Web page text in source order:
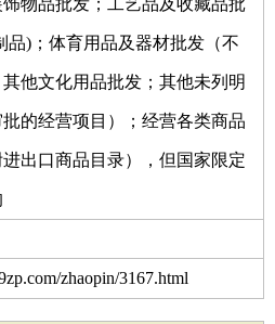
物品批发；工艺品及收藏品批
品)；体育用品及器材批发（不
他文化用品批发；其他未列明
的经营项目）；经营各类商品
出口商品目录），但国家限定
zhaopin/3167.html